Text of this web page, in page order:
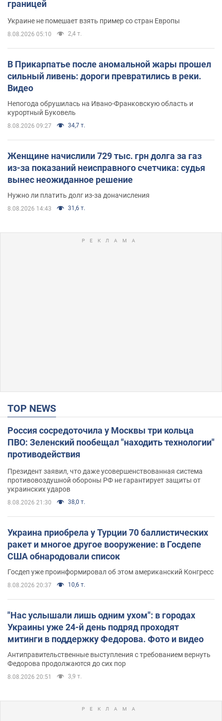
границей
Украине не помешает взять пример со стран Европы
8.08.2026 05:10 2,4 т.
В Прикарпатье после аномальной жары прошел
сильный ливень: дороги превратились в реки.
Видео
Непогода обрушилась на Ивано-Франковскую область и
курортный Буковель
8.08.2026 09:27 34,7 т.
Женщине начислили 729 тыс. грн долга за газ
из-за показаний неисправного счетчика: судья
вынес неожиданное решение
Нужно ли платить долг из-за доначисления
8.08.2026 14:43 31,6 т.
TOP NEWS
Россия сосредоточила у Москвы три кольца
ПВО: Зеленский пообещал "находить технологии"
противодействия
Президент заявил, что даже усовершенствованная система
противовоздушной обороны РФ не гарантирует защиты от
украинских ударов
8.08.2026 21:30 38,0 т.
Украина приобрела у Турции 70 баллистических
ракет и многое другое вооружение: в Госдепе
США обнародовали список
Госдеп уже проинформировал об этом американский Конгресс
8.08.2026 20:37 10,6 т.
"Нас услышали лишь одним ухом": в городах
Украины уже 24-й день подряд проходят
митинги в поддержку Федорова. Фото и видео
Антиправительственные выступления с требованием вернуть
Федорова продолжаются до сих пор
8.08.2026 20:51 3,9 т.